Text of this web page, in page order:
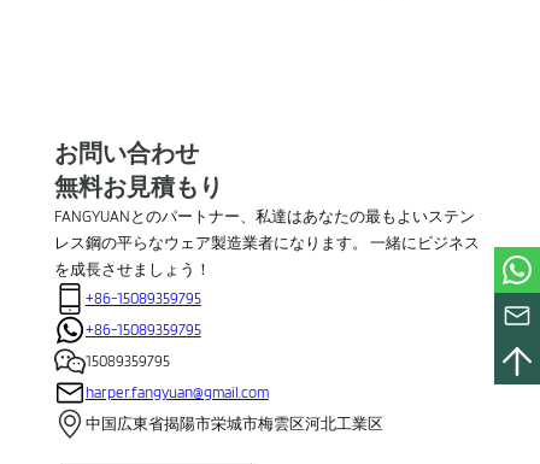
お問い合わせ
無料お見積もり
FANGYUANとのパートナー、私達はあなたの最もよいステン
レス鋼の平らなウェア製造業者になります。 一緒にビジネス
を成長させましょう！
+86-15089359795
+86-15089359795
15089359795
harper.fangyuan@gmail.com
中国広東省揭陽市栄城市梅雲区河北工業区